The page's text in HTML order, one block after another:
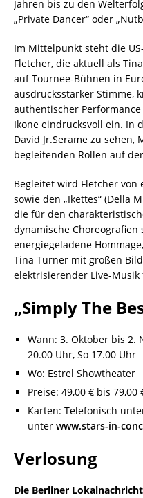
Jahren bis zu den
„Private Dancer“ oder
Im Mittelpunkt steht die
Fletcher, die aktuell als
auf Tournee-Bühnen in
ausdrucksstarker Stimme,
authentischer
Ikone eindrucksvoll ein. In
David Jr.Serame zu
begleitenden Rollen auf
Begleitet wird Fletcher von
sowie den „Ikettes“ (Della
die für den
dynamische Choreografien
energiegeladene
Tina Turner mit großen
elektrisierender Live-Musik
„Simply The
Wann: 3. Oktober bis 2.
20.00 Uhr, So 17.00 Uhr
Wo: Estrel Showtheater
Preise: 49,00 € bis 79,00
Karten: Telefonisch
unter www.stars-in-
Verlosung
Die Berliner